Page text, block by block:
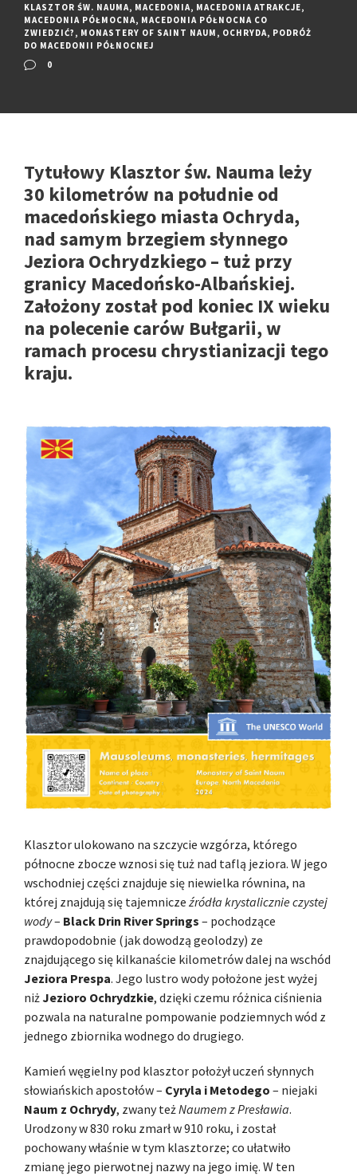
KLASZTOR ŚW. NAUMA, MACEDONIA, MACEDONIA ATRAKCJE,
MACEDONIA PÓŁMOCNA, MACEDONIA PÓŁNOCNA CO
ZWIEDZIĆ? , MONASTERY OF SAINT NAUM , OCHRYDA, PODRÓŻ
DO MACEDONII PÓŁNOCNEJ
0
Tytułowy Klasztor św. Nauma leży
30 kilometrów na południe od
macedońskiego miasta Ochryda,
nad samym brzegiem słynnego
Jeziora Ochrydzkiego – tuż przy
granicy Macedońsko-Albańskiej.
Założony został pod koniec IX wieku
na polecenie carów Bułgarii, w
ramach procesu chrystianizacji tego
kraju.
Klasztor ulokowano na szczycie wzgórza, którego
północne zbocze wznosi się tuż nad taflą jeziora. W jego
wschodniej części znajduje się niewielka równina, na
której znajdują się tajemnicze źródła krystalicznie czystej
wody– Black Drin River Springs – pochodzące
prawdopodobnie (jak dowodzą geolodzy) ze
znajdującego się kilkanaście kilometrów dalej na wschód
Jeziora Prespa. Jego lustro wody położone jest wyżej
niżJezioro Ochrydzkie, dzięki czemu różnica ciśnienia
pozwala na naturalne pompowanie podziemnych wód z
jednego zbiornika wodnego do drugiego.
Kamień węgielny pod klasztor położył uczeń słynnych
słowiańskich apostołów – Cyryla i Metodego – niejaki
Naum z Ochrydy, zwany teżNaumem z Presławia.
Urodzony w 830 roku zmarł w 910 roku, i został
pochowany właśnie w tym klasztorze; co ułatwiło
zmianę jego pierwotnej nazwy na jego imię. W ten